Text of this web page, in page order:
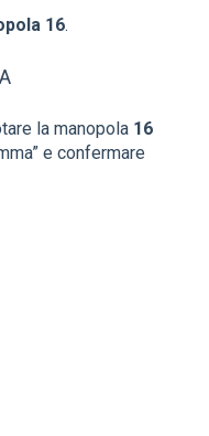
16.
la manopola 16
e confermare